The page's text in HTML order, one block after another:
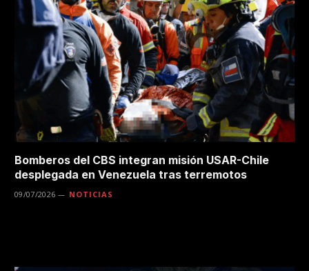
Bomberos del CBS integran misión USAR-Chile
desplegada en Venezuela tras terremotos
09/07/2026 NOTICIAS